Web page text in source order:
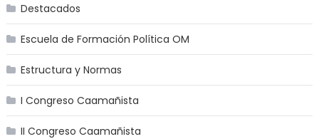
Destacados
Escuela de Formación Política OM
Estructura y Normas
I Congreso Caamañista
II Congreso Caamañista